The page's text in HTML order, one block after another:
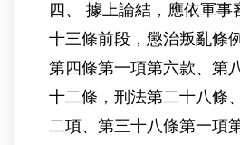
四、 據上論結，應依軍事
十三條前段，懲治叛亂條
第四條第一項第六款、第
十二條，刑法第二十八條
二項、第三十八條第一項